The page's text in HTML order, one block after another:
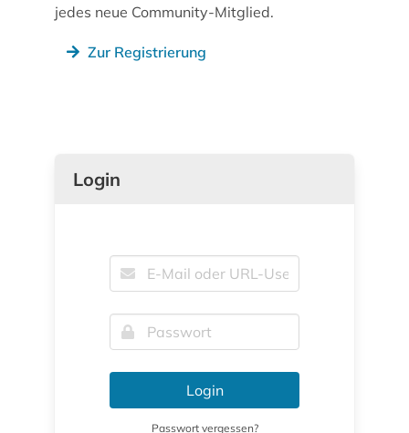
jedes neue Community-Mitglied.
Zur Registrierung
Login
Login
Passwort vergessen?